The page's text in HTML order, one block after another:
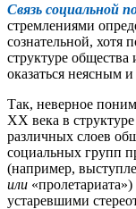
Связь социальной
стремлениями
сознательной, хотя
структуре
оказаться неясным
Так, неверное
XX века в
различных слоев
социальных групп
(например,
или
устаревшими